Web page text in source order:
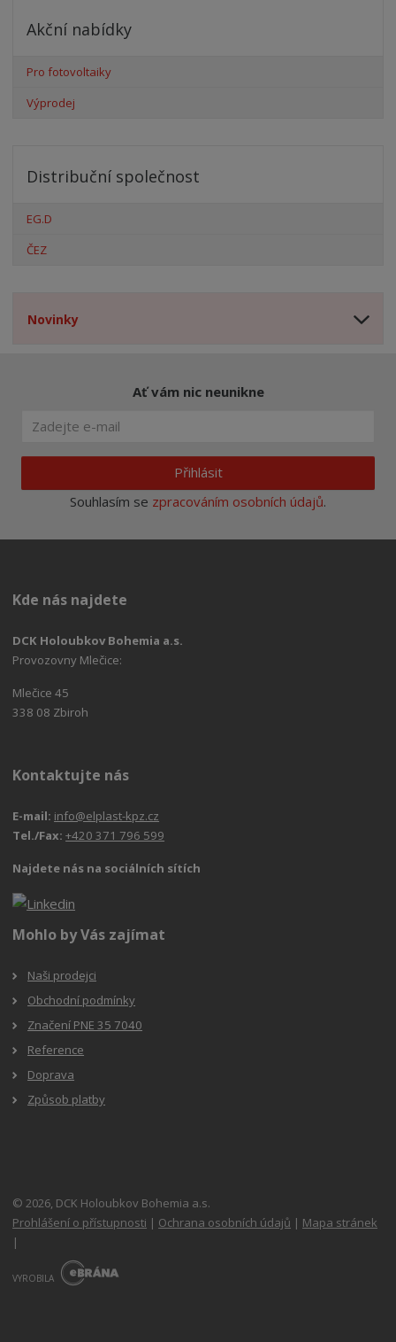
Akční nabídky
Pro fotovoltaiky
Výprodej
Distribuční společnost
EG.D
ČEZ
Novinky
Ať vám nic neunikne
Přihlásit
Souhlasím se zpracováním osobních údajů.
Kde nás najdete
DCK Holoubkov Bohemia a.s.
Provozovny Mlečice:
Mlečice 45
338 08 Zbiroh
Kontaktujte nás
E-mail: info@elplast-kpz.cz
Tel./Fax:+420 371 796 599
Najdete nás na sociálních sítích
Mohlo by Vás zajímat
Naši prodejci
Obchodní podmínky
Značení PNE 35 7040
Reference
Doprava
Způsob platby
© 2026, DCK Holoubkov Bohemia a.s.
Prohlášení o přístupnosti | Ochrana osobních údajů | Mapa stránek
|
VYROBILA